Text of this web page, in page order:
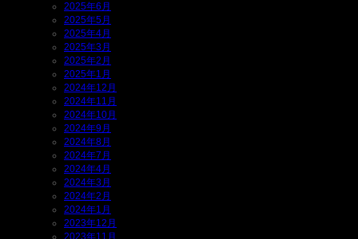
2025年6月
2025年5月
2025年4月
2025年3月
2025年2月
2025年1月
2024年12月
2024年11月
2024年10月
2024年9月
2024年8月
2024年7月
2024年4月
2024年3月
2024年2月
2024年1月
2023年12月